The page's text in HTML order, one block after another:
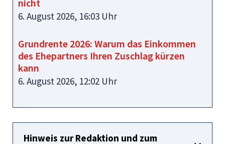
nicht
6. August 2026, 16:03 Uhr
Grundrente 2026: Warum das Einkommen
des Ehepartners Ihren Zuschlag kürzen
kann
6. August 2026, 12:02 Uhr
Hinweis zur Redaktion und zum